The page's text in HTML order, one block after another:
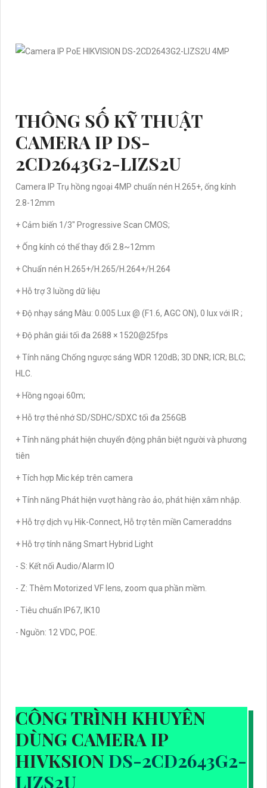
THÔNG SỐ KỸ THUẬT
CAMERA IP DS-
2CD2643G2-LIZS2U
Camera IP Trụ hồng ngoại 4MP chuẩn nén H.265+, ống kính
2.8-12mm
+ Cảm biến 1/3" Progressive Scan CMOS;
+ Ống kính có thể thay đổi 2.8~12mm
+ Chuẩn nén H.265+/H.265/H.264+/H.264
+ Hỗ trợ 3 luồng dữ liệu
+ Độ nhạy sáng Màu: 0.005 Lux @ (F1.6, AGC ON), 0 lux với IR ;
+ Độ phân giải tối đa 2688 × 1520@25fps
+ Tính năng Chống ngược sáng WDR 120dB; 3D DNR; ICR; BLC;
HLC.
+ Hồng ngoại 60m;
+ Hỗ trợ thẻ nhớ SD/SDHC/SDXC tối đa 256GB
+ Tính năng phát hiện chuyển động phân biệt người và phương
tiên
+ Tích hợp Mic kép trên camera
+ Tính năng Phát hiện vượt hàng rào ảo, phát hiện xâm nhập.
+ Hỗ trợ dịch vụ Hik-Connect, Hỗ trợ tên miền Cameraddns
+ Hỗ trợ tính năng Smart Hybrid Light
- S: Kết nối Audio/Alarm IO
- Z: Thêm Motorized VF lens, zoom qua phần mềm.
- Tiêu chuẩn IP67, IK10
- Nguồn: 12 VDC, POE.
CÔNG TRÌNH KHUYÊN
DÙNG CAMERA IP
HIVKSION DS-2CD2643G2-
LIZS2U